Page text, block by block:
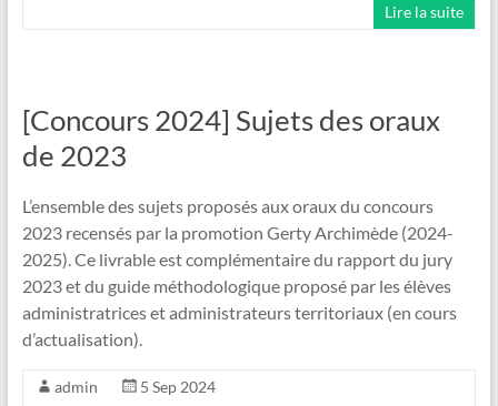
Lire la suite
[Concours 2024] Sujets des oraux
de 2023
L’ensemble des sujets proposés aux oraux du concours
2023 recensés par la promotion Gerty Archimède (2024-
2025). Ce livrable est complémentaire du rapport du jury
2023 et du guide méthodologique proposé par les élèves
administratrices et administrateurs territoriaux (en cours
d’actualisation).
admin
5 Sep 2024